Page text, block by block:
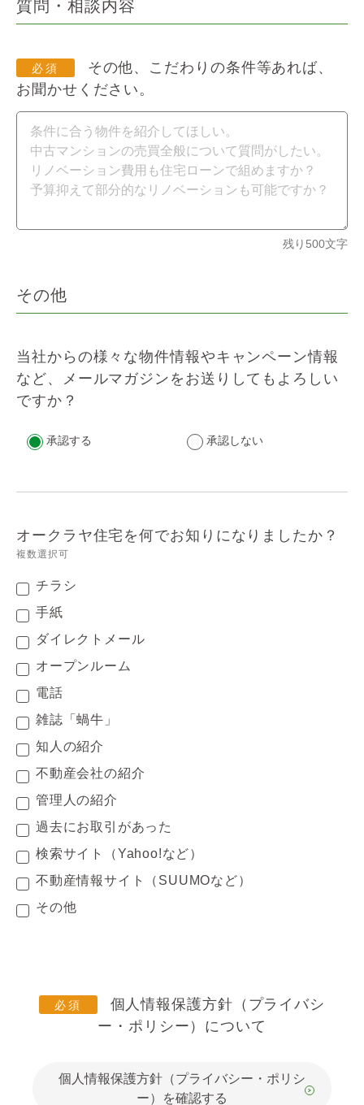
質問・相談内容
その他、こだわりの条件等あれば、
お聞かせください。
残り 500文字
その他
当社からの様々な物件情報やキャンペーン情報
など、メールマガジンをお送りしてもよろしい
ですか？
承認する 承認しない
オークラヤ住宅を何でお知りになりましたか？
複数選択可
チラシ
手紙
ダイレクトメール
オープンルーム
電話
雑誌「蝸牛」
知人の紹介
不動産会社の紹介
管理人の紹介
過去にお取引があった
検索サイト（Yahoo!など）
不動産情報サイト（SUUMOなど）
その他
個人情報保護方針（プライバシ
ー・ポリシー）について
個人情報保護方針（プライバシー・ポリシ
ー）を確認する